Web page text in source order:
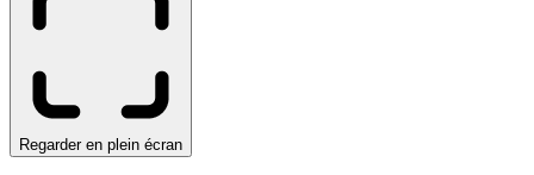
Regarder en plein écran